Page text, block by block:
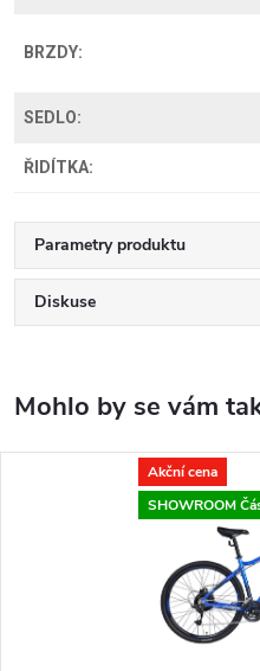
BRZDY:
SEDLO:
ŘIDÍTKA:
Parametry produktu
Diskuse
Akční cena
SHOWROOM